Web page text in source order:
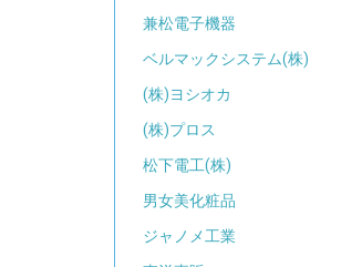
兼松電子機器
ベルマックシステム(株)
(株)ヨシオカ
(株)プロス
松下電工(株)
男女美化粧品
ジャノメ工業